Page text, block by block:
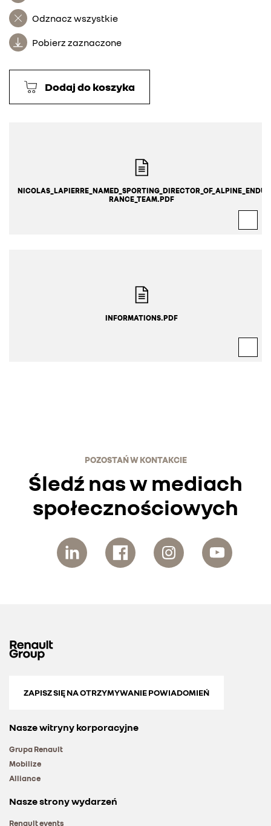
Odznacz wszystkie
Pobierz zaznaczone
Dodaj do koszyka
NICOLAS_LAPIERRE_NAMED_SPORTING_DIRECTOR_OF_ALPINE_ENDU
RANCE_TEAM.PDF
INFORMATIONS.PDF
POZOSTAŃ W KONTAKCIE
Śledź nas w mediach
społecznościowych
ZAPISZ SIĘ NA OTRZYMYWANIE POWIADOMIEŃ
Nasze witryny korporacyjne
Grupa Renault
Mobilize
Alliance
Nasze strony wydarzeń
Renault events